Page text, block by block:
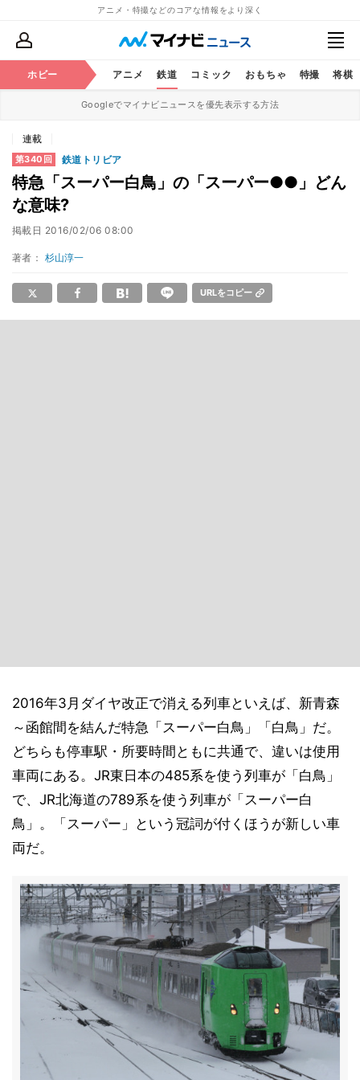
アニメ・特撮などのコアな情報をより深く
ホビー アニメ 鉄道 コミック おもちゃ 特撮 将棋
Googleでマイナビニュースを優先表示する方法
連載
第340回 鉄道トリビア
特急「スーパー白鳥」の「スーパー●●」どん
な意味?
掲載日 2016/02/06 08:00
著者： 杉山淳一
URLをコピー
2016年3月ダイヤ改正で消える列車といえば、新青森
～函館間を結んだ特急「スーパー白鳥」「白鳥」だ。
どちらも停車駅・所要時間ともに共通で、違いは使用
車両にある。JR東日本の485系を使う列車が「白鳥」
で、JR北海道の789系を使う列車が「スーパー白
鳥」。「スーパー」という冠詞が付くほうが新しい車
両だ。